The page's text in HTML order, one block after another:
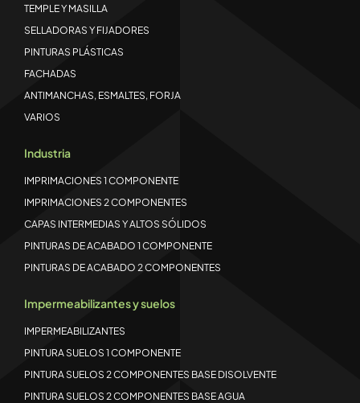
TEMPLE Y MASILLA
SELLADORAS Y FIJADORES
PINTURAS PLÁSTICAS
FACHADAS
ANTIMANCHAS, ESMALTES, FORJA
VARIOS
Industria
IMPRIMACIONES 1 COMPONENTE
IMPRIMACIONES 2 COMPONENTES
CAPAS INTERMEDIAS Y ALTOS SÓLIDOS
PINTURAS DE ACABADO 1 COMPONENTE
PINTURAS DE ACABADO 2 COMPONENTES
Impermeabilizantes y suelos
IMPERMEABILIZANTES
PINTURA SUELOS 1 COMPONENTE
PINTURA SUELOS 2 COMPONENTES BASE DISOLVENTE
PINTURA SUELOS 2 COMPONENTES BASE AGUA